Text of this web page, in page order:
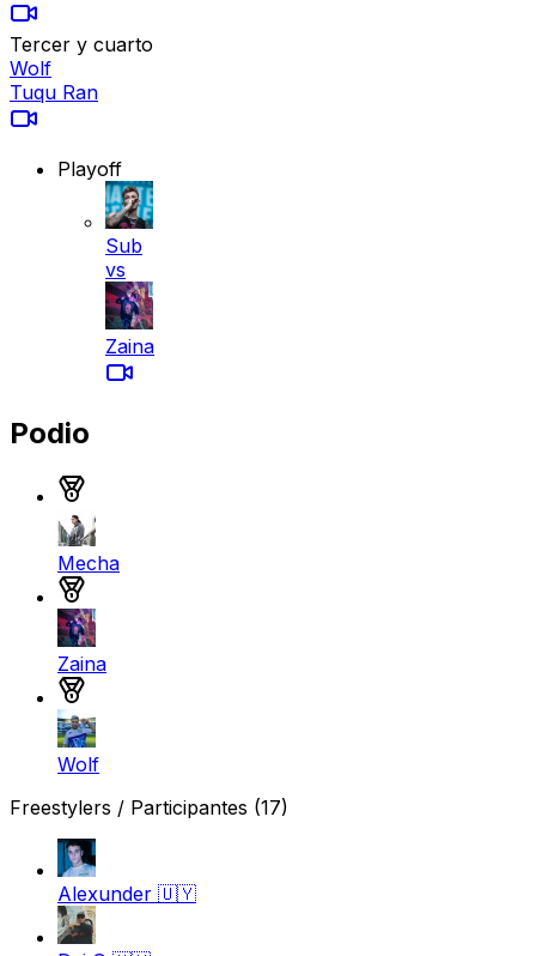
Tercer y cuarto
Wolf
Tuqu Ran
Playoff
Sub
vs
Zaina
Podio
Mecha
Zaina
Wolf
Freestylers / Participantes (17)
Alexunder 🇺🇾